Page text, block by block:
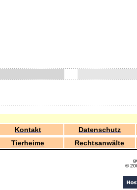
Kontakt
Datenschutz
Tierheime Rechtsanwälte
©